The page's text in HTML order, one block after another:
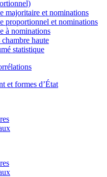
majoritaire et nominations
proportionnel et nominations
à nominations
chambre haute
statistique
et formes d’État